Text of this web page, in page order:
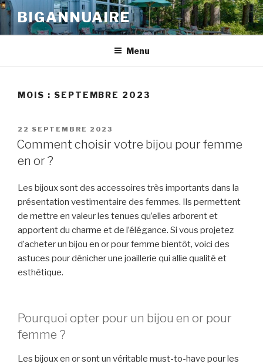
Aller
au
contenu
BIGANNUAIRE
Menu
MOIS : SEPTEMBRE 2023
PUBLIÉ
LE
22 SEPTEMBRE 2023
Comment choisir votre bijou pour femme
en or ?
Les bijoux sont des accessoires très importants dans la
présentation vestimentaire des femmes. Ils permettent
de mettre en valeur les tenues qu’elles arborent et
apportent du charme et de l’élégance. Si vous projetez
d’acheter un bijou en or pour femme bientôt, voici des
astuces pour dénicher une joaillerie qui allie qualité et
esthétique.
Pourquoi opter pour un bijou en or pour
femme ?
Les bijoux en or sont un véritable must-to-have pour les